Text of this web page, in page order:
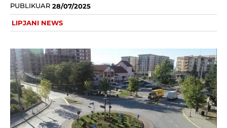
PUBLIKUAR 28/07/2025
LIPJANI NEWS